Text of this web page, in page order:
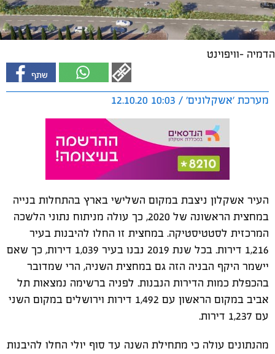
הדמיה -וויפוינט
מערכת 'אשקלונים' / 10:03 12.10.20
העיר אשקלון ניצבת במקום השלישי בארץ בהתחלות בנייה
במחצית הראשונה של 2020, כך עולה מניתוח נתוני הלשכה
המרכזית לסטטיסטיקה. במחצית זו החלו להיבנות בעיר
1,216 דירות. בכל שנת 2019 נבנו בעיר 1,039 דירות, כך שאם
יישמר היקף הבניה הזה גם במחצית השניה, הרי שמדובר
בהכפלת כמות הדירות הנבנות. לפניה ברשימה נמצאות תל
אביב במקום הראשון עם 1,492 דירות וירושלים במקום השני
עם 1,237 דירות.
מהנתונים עולה כי מתחילת השנה עד סוף יולי החלו להיבנות